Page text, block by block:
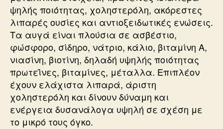
ψηλής ποιότητας, χοληστερόλη, ακόρεστες
λιπαρές ουσίες και αντιοξειδωτικές ενώσεις.
Τα αυγά είναι πλούσια σε ασβέστιο,
φώσφορο, σίδηρο, νάτριο, κάλιο, βιταμίνη Α,
νιασίνη, βιοτίνη, δηλαδή υψηλής ποιότητας
πρωτεΐνες, βιταμίνες, μέταλλα. Επιπλέον
έχουν ελάχιστα λιπαρά, άριστη
χοληστερόλη και δίνουν δύναμη και
ενέργεια δυσανάλογα υψηλή σε σχέση με
το μικρό τους όγκο.